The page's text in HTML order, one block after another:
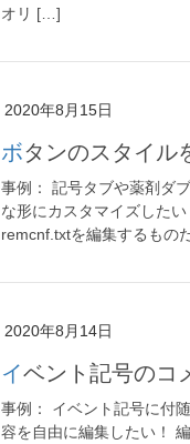
オリ […]
2020年8月15日
ボタンのスタイ
事例： 記号タブや薬剤ダ
な形にカスタマイズした
remcnf.txtを編集するもの
2020年8月14日
イベント記号の
事例： イベント記号に付
容を自由に編集したい！